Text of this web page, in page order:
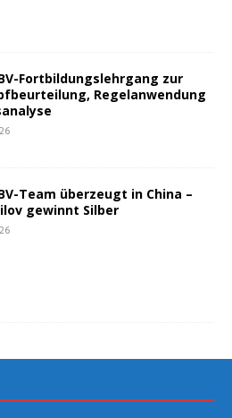
Fort­bil­dungs­lehr­gang zur
Regel­an­wen­dung
Team über­zeugt in Chi­na –
gewinnt Silber